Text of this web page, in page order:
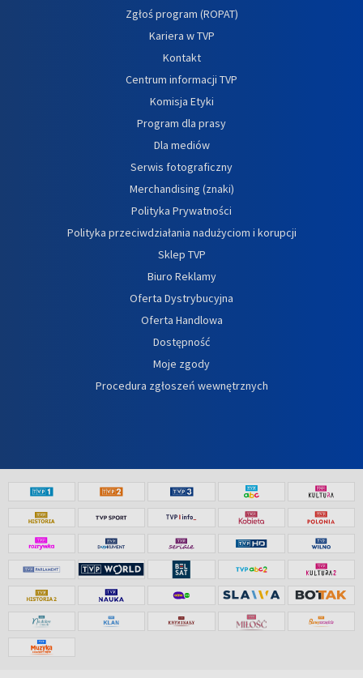
Zgłoś program (ROPAT)
Kariera w TVP
Kontakt
Centrum informacji TVP
Komisja Etyki
Program dla prasy
Dla mediów
Serwis fotograficzny
Merchandising (znaki)
Polityka Prywatności
Polityka przeciwdziałania nadużyciom i korupcji
Sklep TVP
Biuro Reklamy
Oferta Dystrybucyjna
Oferta Handlowa
Dostępność
Moje zgody
Procedura zgłoszeń wewnętrznych